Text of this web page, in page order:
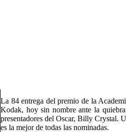
La 84 entrega del premio de la
Kodak, hoy sin nombre ante la
presentadores del Oscar, Billy Crystal.
es la mejor de todas las nominadas.